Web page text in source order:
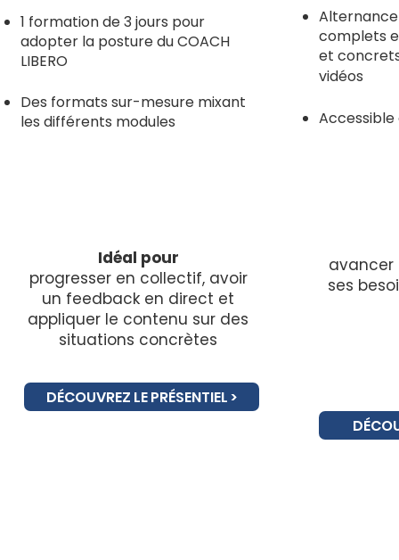
1 formation de 3 jours pour
adopter la posture du COACH
LIBERO
Des formats sur-mesure mixant
les différents modules
Idéal pour
progresser en collectif, avoir
un feedback en direct et
appliquer le contenu sur des
situations concrètes
DÉCOUVREZ LE PRÉSENTIEL >
complets
et
vidéos
avancer
ses